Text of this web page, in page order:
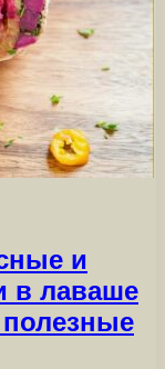
и
в лаваше